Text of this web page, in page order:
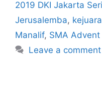
2019 DKI Jakarta
Jerusalemba,
Manalif, SMA Advent
Leave a comment